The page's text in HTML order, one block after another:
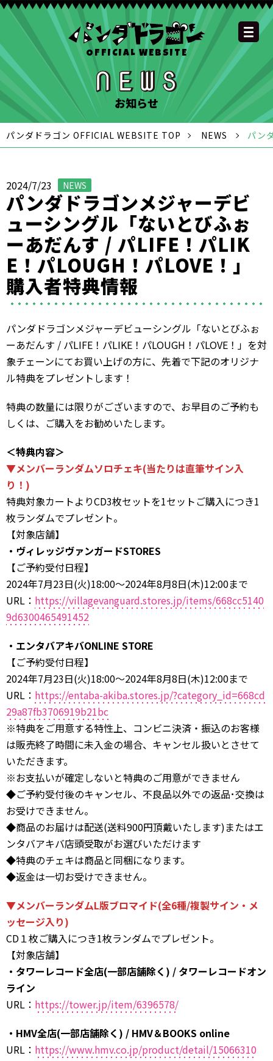
OFFICIAL WEBSITEOFFICIAL SITE TOP
NEWS MEMBER
SCHEDULE DISCOGRAPHY
GOODS
FAQ CONTACT
YOUTUBE
CHANNEL
INSTAGRAM
OFFICIAL
TWITTER
OFFICIAL LINE
ACCOUNT
OFFICIAL
TIKTOK
お知らせ
パンダドラゴン OFFICIAL WEBSITE TOP NEWS パン
2024/7/23 NEWS
パンダドラゴンメジャーデビ
ューシングル「ないとびふぉ
ーあだんす / パLIFE！パLIK
E！パLOUGH！パLOVE！」
購入者特典情報
パンダドラゴンメジャーデビューシングル「ないとびふぉ
ーあだんす / パLIFE！パLIKE！パLOUGH！パLOVE！」を対
象チェーンにてお買い上げの方に、先着で下記のオリジナ
ル特典をプレゼントします！
特典の数量には限りがございますので、お早目のご予約も
しくは、ご購入をお勧めいたします。
＜特典内容＞
▼メンバーランダムソロチェキ(当たりは直筆サイン入
り！)
特典対象カートよりCD3枚セットを1セットご購入につき1
枚ランダムでプレゼント。
【対象店舗】
・ヴィレッジヴァンガードSTORES
【ご予約受付日程】
2024年7月23日(火)18:00〜2024年8月8日(木)12:00まで
URL： https://villagevanguard.stores.jp/items/668cc5140
9d6300465491452
・エンタバアキバONLINE STORE
【ご予約受付日程】
2024年7月23日(火)18:00〜2024年8月8日(木)12:00まで
URL： https://entaba-akiba.stores.jp/?category_id=668cd
29a87fb3706919b21bc
※特典をご用意する特性上、コンビニ決済・振込のお客様
は販売終了時間に未入金の場合、キャンセル扱いとさせて
いただきます。
※お支払いが確定しないと特典のご用意ができません
◆ご予約受付後のキャンセル、不良品以外での返品･交換は
お受けできません。
◆商品のお届けは配送(送料900円頂戴いたします)またはエ
ンタバアキバ店頭受取がお選びいただけます
◆特典のチェキは商品と同梱になります。
◆返金は一切お受けできません。
▼メンバーランダムL版ブロマイド(全6種/複製サイン・メ
ッセージ入り)
CD１枚ご購入につき1枚ランダムでプレゼント。
【対象店舗】
・タワーレコード全店(一部店舗除く) / タワーレコードオン
ライン
URL： https://tower.jp/item/6396578/
・HMV全店(一部店舗除く) / HMV＆BOOKS online
URL： https://www.hmv.co.jp/product/detail/15066310